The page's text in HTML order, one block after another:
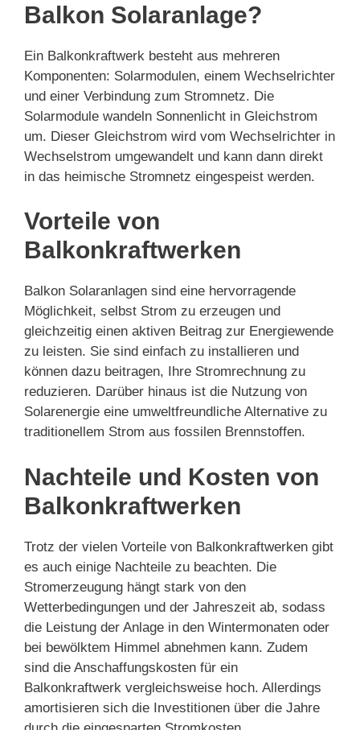
Balkon Solaranlage?
Ein Balkonkraftwerk besteht aus mehreren
Komponenten: Solarmodulen, einem Wechselrichter
und einer Verbindung zum Stromnetz. Die
Solarmodule wandeln Sonnenlicht in Gleichstrom
um. Dieser Gleichstrom wird vom Wechselrichter in
Wechselstrom umgewandelt und kann dann direkt
in das heimische Stromnetz eingespeist werden.
Vorteile von
Balkonkraftwerken
Balkon Solaranlagen sind eine hervorragende
Möglichkeit, selbst Strom zu erzeugen und
gleichzeitig einen aktiven Beitrag zur Energiewende
zu leisten. Sie sind einfach zu installieren und
können dazu beitragen, Ihre Stromrechnung zu
reduzieren. Darüber hinaus ist die Nutzung von
Solarenergie eine umweltfreundliche Alternative zu
traditionellem Strom aus fossilen Brennstoffen.
Nachteile und Kosten von
Balkonkraftwerken
Trotz der vielen Vorteile von Balkonkraftwerken gibt
es auch einige Nachteile zu beachten. Die
Stromerzeugung hängt stark von den
Wetterbedingungen und der Jahreszeit ab, sodass
die Leistung der Anlage in den Wintermonaten oder
bei bewölktem Himmel abnehmen kann. Zudem
sind die Anschaffungskosten für ein
Balkonkraftwerk vergleichsweise hoch. Allerdings
amortisieren sich die Investitionen über die Jahre